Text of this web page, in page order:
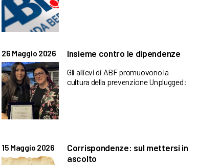
26 Maggio 2026 Insieme contro le dipendenze
Gli allievi di ABF promuovono la
cultura della prevenzione Unplugged:
15 Maggio 2026
Corrispondenze: sul mettersi in
ascolto